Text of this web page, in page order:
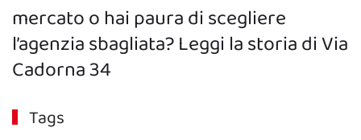
mercato o hai paura di scegliere
l’agenzia sbagliata? Leggi la storia di Via
Cadorna 34
Tags